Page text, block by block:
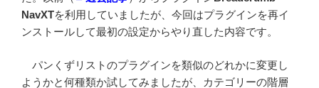
NavXTを利用していましたが、今回はプラグインを再イ
ンストールして最初の設定からやり直した内容です。
パンくずリストのプラグインを類似のどれかに変更し
ようかと何種類か試してみましたが、カテゴリーの階層